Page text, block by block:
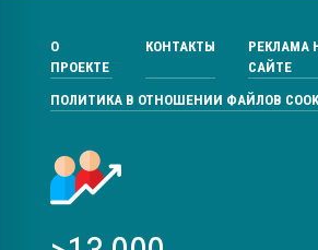
О
ПРОЕКТЕ
КОНТАКТЫ
РЕКЛАМА
САЙТЕ
ПОЛИТИКА В ОТНОШЕНИИ ФАЙЛОВ